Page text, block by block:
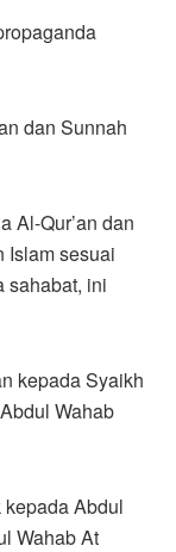
dan Sunnah
Al-Qur’an dan
Islam sesuai
sahabat, ini
kepada Syaikh
Wahab
Abdul
Wahab At